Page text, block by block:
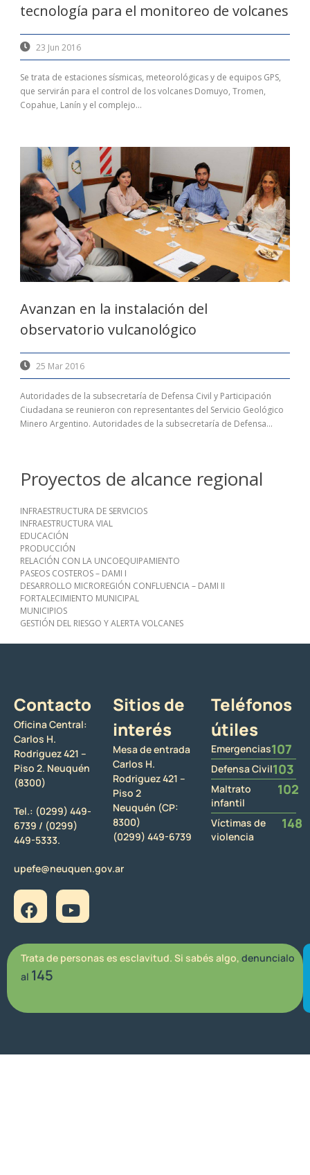
tecnología para el monitoreo de volcanes
23 Jun 2016
Se trata de estaciones sísmicas, meteorológicas y de equipos GPS,
que servirán para el control de los volcanes Domuyo, Tromen,
Copahue, Lanín y el complejo...
Avanzan en la instalación del
observatorio vulcanológico
25 Mar 2016
Autoridades de la subsecretaría de Defensa Civil y Participación
Ciudadana se reunieron con representantes del Servicio Geológico
Minero Argentino. Autoridades de la subsecretaría de Defensa...
Proyectos de alcance regional
INFRAESTRUCTURA DE SERVICIOS
INFRAESTRUCTURA VIAL
EDUCACIÓN
PRODUCCIÓN
RELACIÓN CON LA UNCOEQUIPAMIENTO
PASEOS COSTEROS – DAMI I
DESARROLLO MICROREGIÓN CONFLUENCIA – DAMI II
FORTALECIMIENTO MUNICIPAL
MUNICIPIOS
GESTIÓN DEL RIESGO Y ALERTA VOLCANES
Contacto
Oficina Central:
Carlos H.
Rodriguez 421 –
Piso 2. Neuquén
(8300)
Tel.: (0299) 449-
6739 / (0299)
449-5333.
upefe@neuquen.gov.ar
Sitios de
interés
Mesa de entrada
Carlos H.
Rodriguez 421 –
Piso 2
Neuquén (CP:
8300)
(0299) 449-6739
Teléfonos
útiles
Emergencias107
Defensa Civil103
Maltrato
infantil
102
Víctimas de
violencia
148
Trata de personas es esclavitud. Si sabés algo, denuncialo
al 145